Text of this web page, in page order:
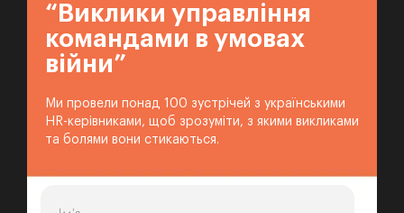
“Виклики управління
командами в умовах
війни”
Ми провели понад 100 зустрічей з українськими
HR-керівниками, щоб зрозуміти, з якими викликами
та болями вони стикаються.